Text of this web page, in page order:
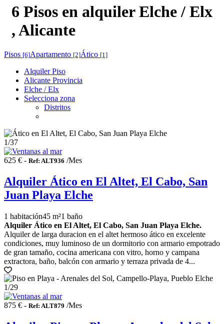
6 Pisos en alquiler Elche / Elx
, Alicante
Pisos [6]Apartamento [2]Ático [1]
Alquiler Piso
Alicante Provincia
Elche / Elx
Selecciona zona
Distritos
1/37
625 € - Ref: ALT936 /Mes
Alquiler Ático en El Altet, El Cabo, San
Juan Playa Elche
1 habitación45 m²1 baño
Alquiler Ático en El Altet, El Cabo, San Juan Playa Elche.
Alquiler de larga duracion en el altet hermoso ático en excelente
condiciones, muy luminoso de un dormitorio con armario empotrado
de gran tamaño, cocina americana con vitro, horno y campana
extractora, baño, balcón con armario y terraza privada de 4...
1/29
875 € - Ref: ALT879 /Mes